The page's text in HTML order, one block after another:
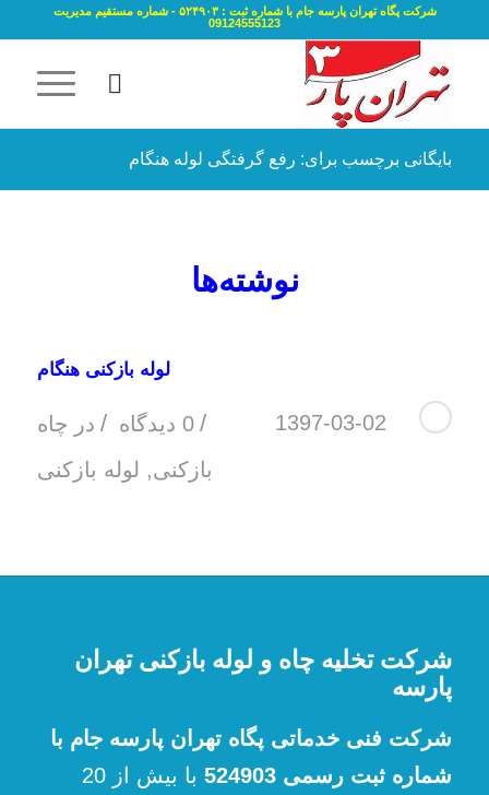
شرکت پگاه تهران پارسه جام با شماره ثبت : ۵۲۴۹۰۳ - شماره مستقیم مدیریت
09124555123
بایگانی برچسب برای: رفع گرفتگی لوله هنگام
نوشته‌ها
لوله بازکنی هنگام
1397-03-02
/ 0 دیدگاه / در چاه
بازکنی, لوله بازکنی
شرکت تخلیه چاه و لوله بازکنی تهران
پارسه
شرکت فنی خدماتی پگاه تهران پارسه جام با
شماره ثبت رسمی 524903
با بیش از 20